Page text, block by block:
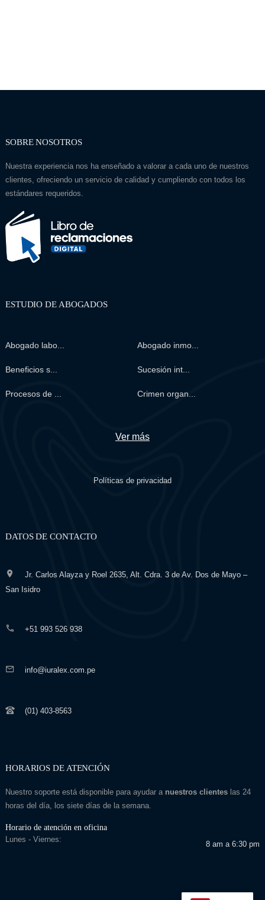
SOBRE NOSOTROS
Nuestra experiencia nos ha enseñado a valorar a cada uno de nuestros
clientes, ofreciendo un servicio de calidad y cumpliendo con todos los
estándares requeridos.
ESTUDIO DE ABOGADOS
Abogado labo... Abogado inmo...
Beneficios s... Sucesión int...
Procesos de ... Crimen organ...
Ver más
Políticas de privacidad
DATOS DE CONTACTO
Jr. Carlos Alayza y Roel 2635, Alt. Cdra. 3 de Av. Dos de Mayo –
San Isidro
+51 993 526 938
info@iuralex.com.pe
(01) 403-8563
HORARIOS DE ATENCIÓN
Nuestro soporte está disponible para ayudar a nuestros clienteslas 24
horas del día, los siete días de la semana.
Horario de atención en oficina
Lunes - Viernes:
8 am a 6:30 pm